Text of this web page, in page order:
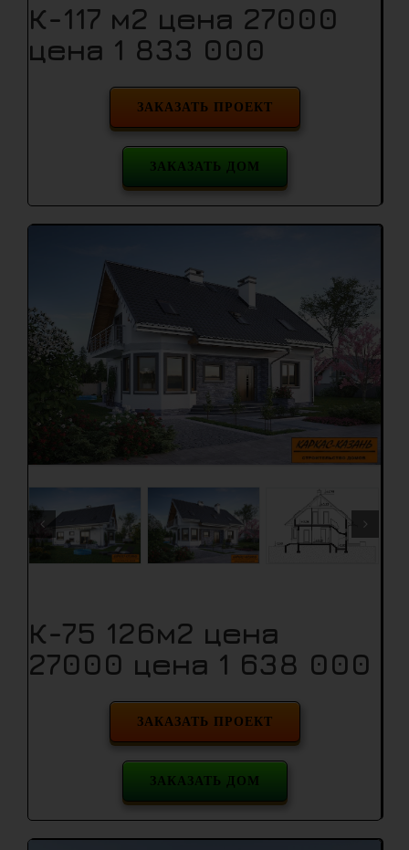
К-117 м2 цена 27000
цена 1 833 000
ЗАКАЗАТЬ ПРОЕКТ
ЗАКАЗАТЬ ДОМ
К-75 126м2 цена
27000 цена 1 638 000
ЗАКАЗАТЬ ПРОЕКТ
ЗАКАЗАТЬ ДОМ